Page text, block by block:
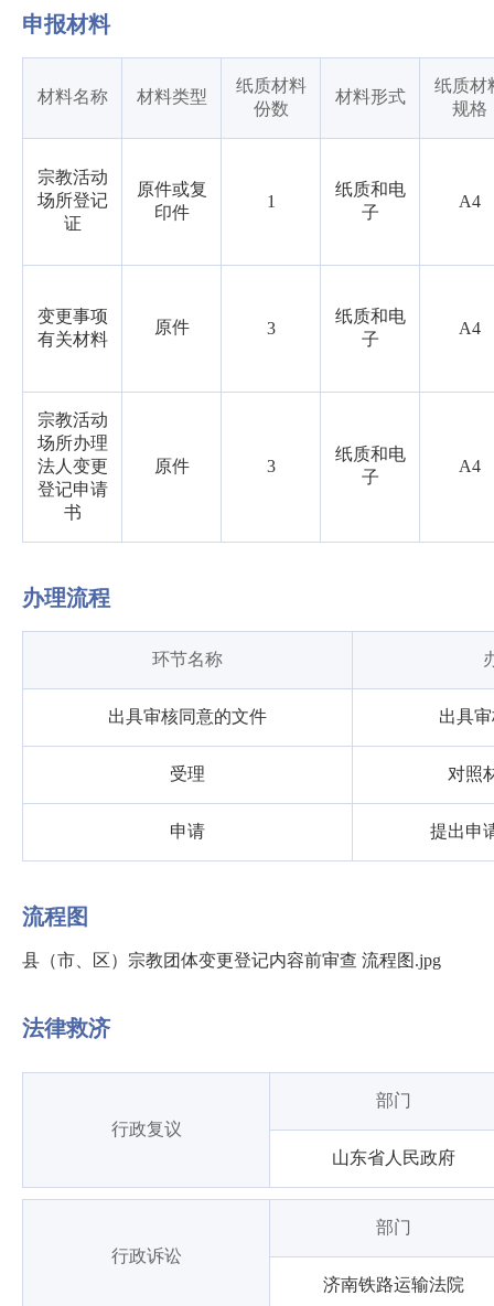
申报材料
材料名称 材料类型
纸质材料
份数
材料形式
纸质材
规格
宗教活动
场所登记
证
原件或复
印件
1
纸质和电
子
A4
变更事项
有关材料
原件 3
纸质和电
子
A4
宗教活动
场所办理
法人变更
登记申请
书
原件 3
纸质和电
子
A4
办理流程
环节名称
出具审核同意的文件 出具
受理 对照
申请 提出申
流程图
县（市、区）宗教团体变更登记内容前审查 流程图.jpg
法律救济
行政复议
部门
山东省人民政府
行政诉讼
部门
济南铁路运输法院